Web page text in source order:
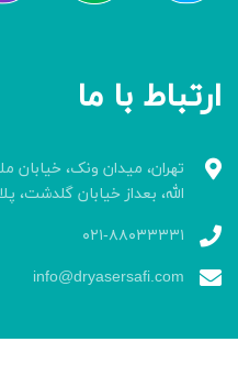
ارتباط با ما
تهران، میدان ونک، خیابان
الله، بعداز خیابان گلدشت، پلاک۲۰۳،
۰۲۱-۸۸۰۳۳۳۳۱
info@dryasersafi.com